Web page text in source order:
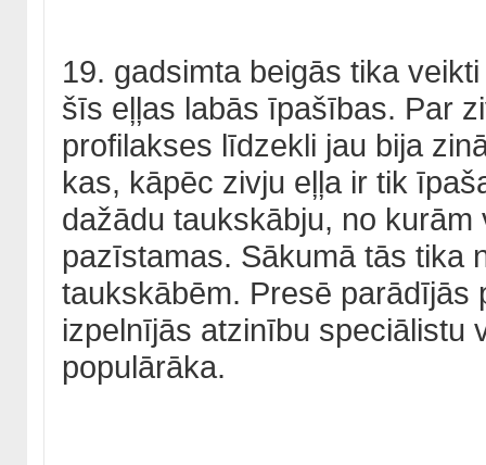
19. gadsimta beigās tika
šīs eļļas labās īpašības. Par
profilakses līdzekli jau bija
kas, kāpēc zivju eļļa ir tik
dažādu taukskābju, no
pazīstamas. Sākumā tās tika
taukskābēm. Presē parādījās
izpelnījās atzinību speciālistu
populārāka.